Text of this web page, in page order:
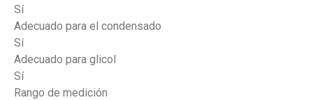
Sí
Adecuado para el condensado
Sí
Adecuado para glicol
Sí
Rango de medición